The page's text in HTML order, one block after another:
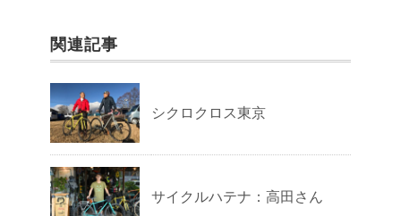
関連記事
シクロクロス東京
サイクルハテナ：高田さん